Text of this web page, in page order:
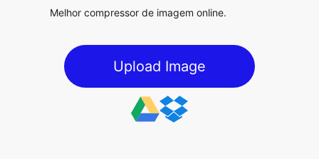
Upload Image